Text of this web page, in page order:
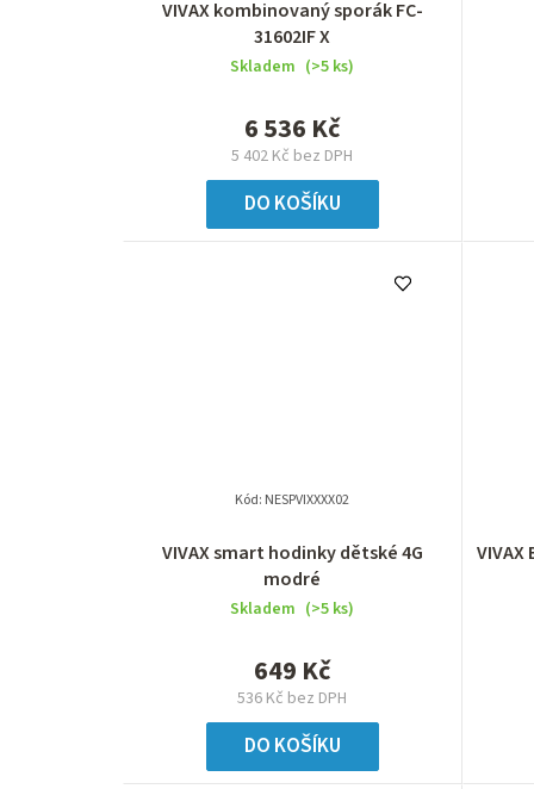
VIVAX kombinovaný sporák FC-
31602IF X
Skladem (>5 ks)
5 402 Kč bez DPH
6 536 Kč
DO KOŠÍKU
VIVAX smart hodinky dětské 4G
modré
Skladem (>5 ks)
536 Kč bez DPH
649 Kč
DO KOŠÍKU
Kód: NESPVIXXXX02